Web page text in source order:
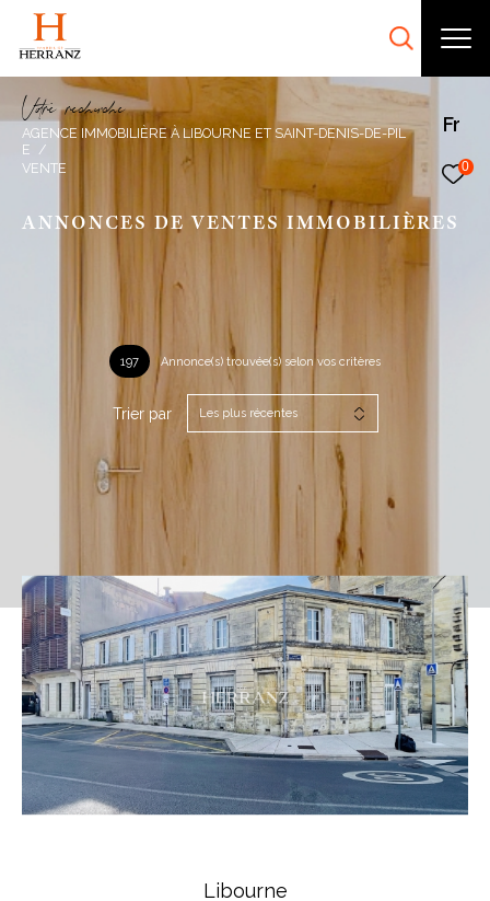
Fr
0
Vore recece
AGENCE IMMOBILIÈRE À LIBOURNE ET SAINT-DENIS-DE-PIL
E
VENTE
ANNONCES DE VENTES IMMOBILIÈRES
197 Annonce(s) trouvée(s) selon vos critères
Trier par Les plus récentes
Libourne